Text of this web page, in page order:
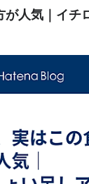
人気｜イチ